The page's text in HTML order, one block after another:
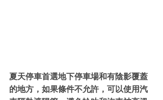
夏天停車首選地下停車場和有陰影覆蓋
的地方，如果條件不允許，可以使用汽